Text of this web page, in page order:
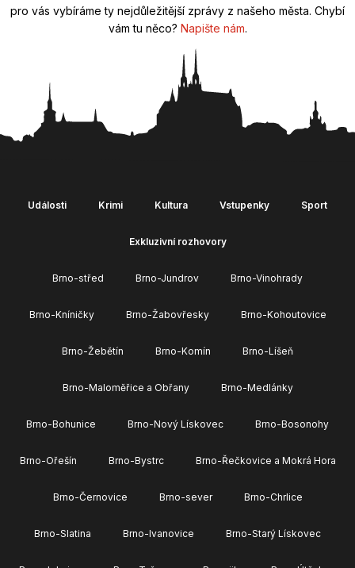
pro vás vybíráme ty nejdůležitější zprávy z našeho města. Chybí
vám tu něco? Napište nám.
Události Krimi Kultura Vstupenky Sport
Exkluzivní rozhovory
Brno-střed Brno-Jundrov Brno-Vinohrady
Brno-Kníničky Brno-Žabovřesky Brno-Kohoutovice
Brno-Žebětín Brno-Komín Brno-Líšeň
Brno-Maloměřice a Obřany Brno-Medlánky
Brno-Bohunice Brno-Nový Lískovec Brno-Bosonohy
Brno-Ořešín Brno-Bystrc Brno-Řečkovice a Mokrá Hora
Brno-Černovice Brno-sever Brno-Chrlice
Brno-Slatina Brno-Ivanovice Brno-Starý Lískovec